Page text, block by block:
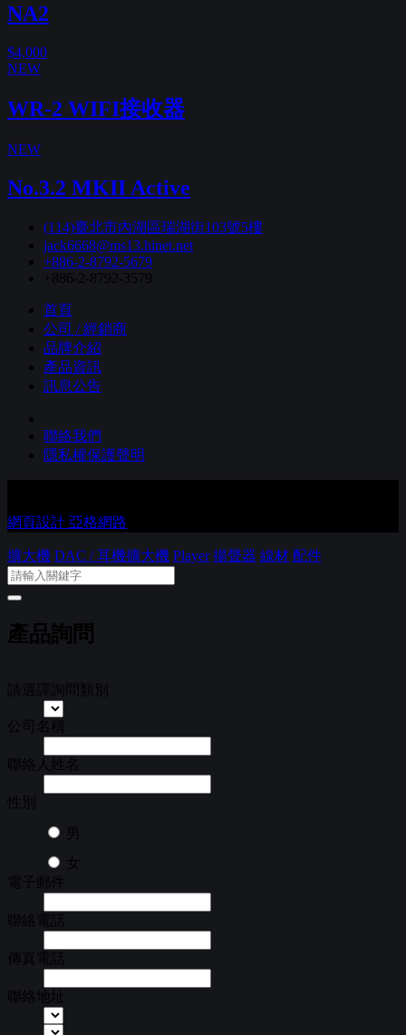
NA2
$4,000
NEW
WR-2 WIFI接收器
NEW
No.3.2 MKII Active
(114)臺北市內湖區瑞湖街103號5樓
jack6668@ms13.hinet.net
+886-2-8792-5679
+886-2-8792-3579
首頁
公司 / 經銷商
品牌介紹
產品資訊
訊息公告
聯絡我們
隱私權保護聲明
網頁設計 亞格網路
擴大機 DAC / 耳機擴大機 Player 揚聲器 線材 配件
產品詢問
請選譯詢問類別
公司名稱
聯絡人姓名
性別
男
女
電子郵件
聯絡電話
傳真電話
聯絡地址